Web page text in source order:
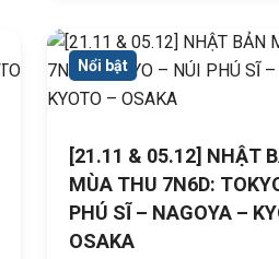
Nổi bật
[21.11 & 05.12] NHẬT
MÙA THU 7N6D:
PHÚ SĨ – NAGOYA –
OSAKA